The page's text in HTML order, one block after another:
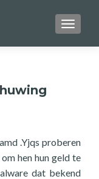
.Yjqs proberen
hen hun geld te
dat bekend